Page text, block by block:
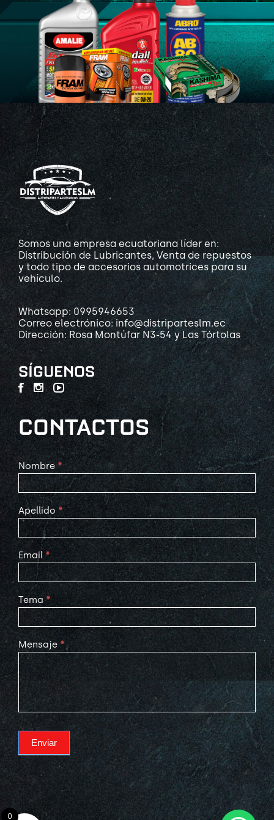
Somos una empresa ecuatoriana líder en:
Distribución de Lubricantes, Venta de repuestos
y todo tipo de accesorios automotrices para su
vehículo.
Whatsapp: 0995946653
Correo electrónico: info@distriparteslm.ec
Dirección: Rosa Montúfar N3-54 y Las Tórtolas
SÍGUENOS
CONTACTOS
Contact
Us
Nombre *
Apellido *
Email *
Tema *
Mensaje *
Enviar
0